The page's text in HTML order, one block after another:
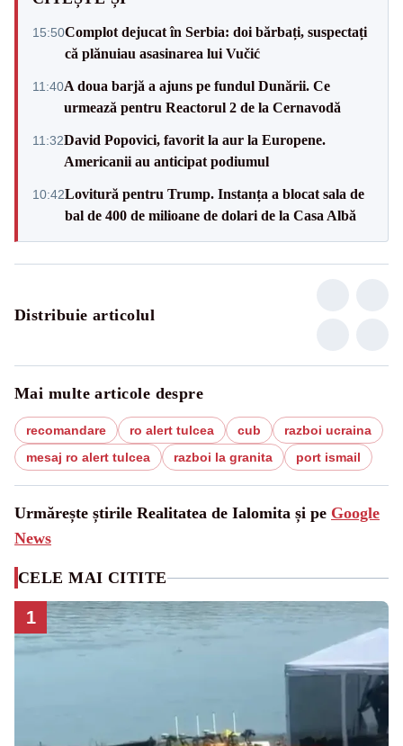
15:50Complot dejucat în Serbia: doi bărbați, suspectați
că plănuiau asasinarea lui Vučić
11:40A doua barjă a ajuns pe fundul Dunării. Ce
urmează pentru Reactorul 2 de la Cernavodă
11:32David Popovici, favorit la aur la Europene.
Americanii au anticipat podiumul
10:42Lovitură pentru Trump. Instanța a blocat sala de
bal de 400 de milioane de dolari de la Casa Albă
Distribuie articolul
Mai multe articole despre
recomandare ro alert tulcea cub
razboi ucraina
mesaj ro alert tulcea
razboi la granita port ismail
Urmărește știrile Realitatea de Ialomita și pe Google
News
CELE MAI CITITE
1